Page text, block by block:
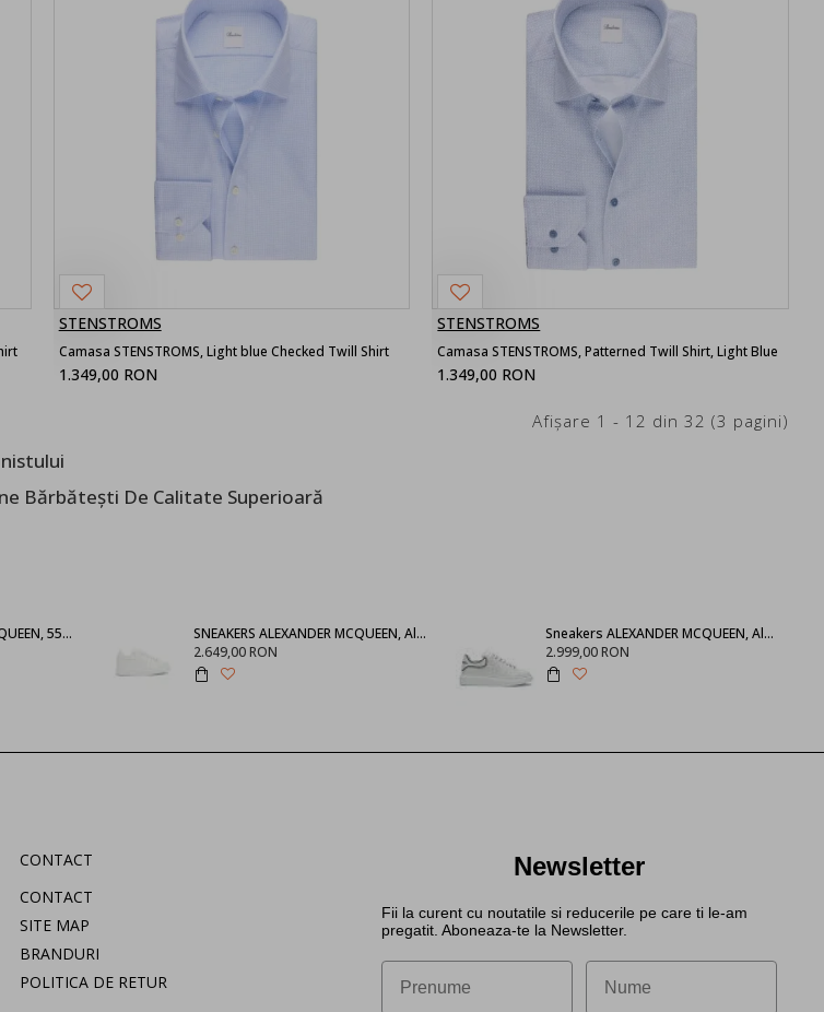
STENSTROMS
Camasa STENSTROMS, Light blue Checked Twill Shirt
1.349,00 RON
STENSTROMS
Camasa STENSTROMS, Patterned Twill Shirt, Light Blue
1.349,00 RON
Afişare 1 - 12 din 32 (3 pagini)
Bărbătești De Calitate Superioară
Sneakers ALEXANDER MCQUEEN, 553770WHGP01000
SNEAKERS ALEXANDER MCQUEEN, Alb 553770WHGP09000
2.649,00 RON
Sneakers ALEXANDER MCQUEEN, Alb cu negru 625156WHXMT9074
2.999,00 RON
CONTACT
CONTACT
SITE MAP
BRANDURI
POLITICA DE RETUR
Newsletter
Fii la curent cu noutatile si reducerile pe care ti le-am
pregatit. Aboneaza-te la Newsletter.